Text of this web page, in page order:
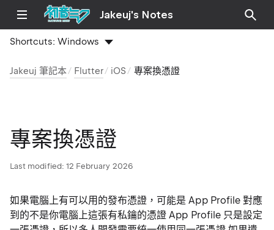
Jakeuj's Notes
Shortcuts:Windows
Jakeuj 筆記本 Flutter iOS 專案換憑證
專案換憑證
Last modified: 12 February 2026
如果電腦上有可以用的發布憑證，可能是 App Profile 對應
到的不是你電腦上這張有私鑰的憑證 App Profile 只是設定